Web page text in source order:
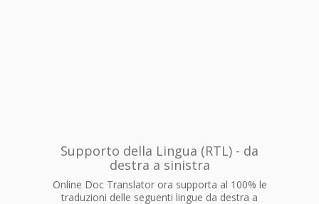
Supporto della Lingua (RTL) - da
destra a sinistra
Online Doc Translator ora supporta al 100% le
traduzioni delle seguenti lingue da destra a